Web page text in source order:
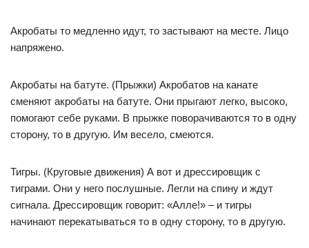
Акробаты то медленно идут, то застывают на месте. Лицо
напряжено.
Акробаты на батуте. (Прыжки) Акробатов на канате
сменяют акробаты на батуте. Они прыгают легко, высоко,
помогают себе руками. В прыжке поворачиваются то в одну
сторону, то в другую. Им весело, смеются.
Тигры. (Круговые движения) А вот и дрессировщик с
тиграми. Они у него послушные. Легли на спину и ждут
сигнала. Дрессировщик говорит: «Алле!» – и тигры
начинают перекатываться то в одну сторону, то в другую.